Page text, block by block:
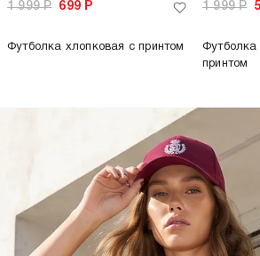
1 999Р 699 Р
Футболка хлопковая с принтом
1 999Р
Футболка
принтом